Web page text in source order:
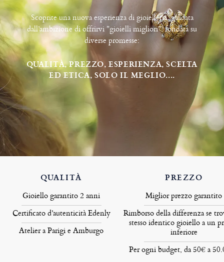
Scoprite una nuova esperienza di gioielleria, guidata
dall’ambizione di offrirvi "gioielli migliori", fondata su
diverse promesse:
QUALITÀ, PREZZO, ESPERIENZA, SCELTA
ED ETICA, SOLO IL MEGLIO....
QUALITÀ
Gioiello garantito 2 anni
Certificato d’autenticità Edenly
Atelier a Parigi e Amburgo
PREZZO
Miglior prezzo garantito
Rimborso della differenza se
stesso identico gioiello a un
inferiore
Per ogni budget, da 50€ a